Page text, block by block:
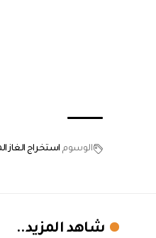
الوسوم استخراج الغاز
شاهد المزيد..